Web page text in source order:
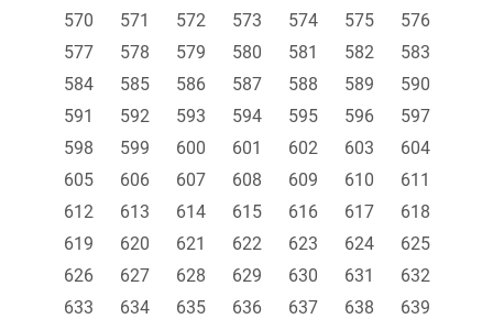
570
571 572 573 574 575
576
577
578 579 580 581 582
583
584
585 586 587 588 589
590
591
592 593 594 595 596
597
598
599 600 601 602 603
604
605
606 607 608 609 610
611
612
613 614 615 616 617
618
619
620 621 622 623 624
625
626
627 628 629 630 631
632
633
634 635 636 637 638
639